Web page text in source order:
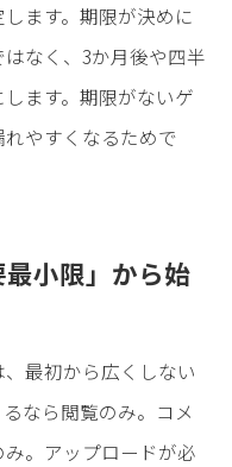
ます。期限が決めに
なく、3か月後や四半
ます。期限がないゲ
やすくなるためで
小限」から始
最初から広くしない
なら閲覧のみ。コメ
。アップロードが必